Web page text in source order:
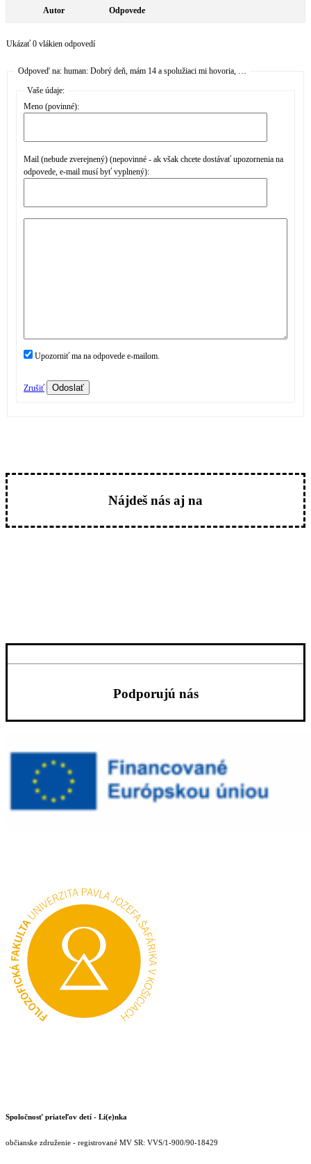
Autor Odpovede
Ukázať 0 vlákien odpovedí
Odpoveď na: human: Dobrý deň, mám 14 a spolužiaci mi hovoria, …
Vaše údaje:
Meno (povinné):
Mail (nebude zverejnený) (nepovinné - ak však chcete dostávať upozornenia na
odpovede, e-mail musí byť vyplnený):
Upozorniť ma na odpovede e-mailom.
Zrušiť Odoslať
Nájdeš nás aj na
Podporujú nás
Spoločnosť priateľov detí - Li(e)nka
občianske združenie - registrované MV SR: VVS/1-900/90-18429